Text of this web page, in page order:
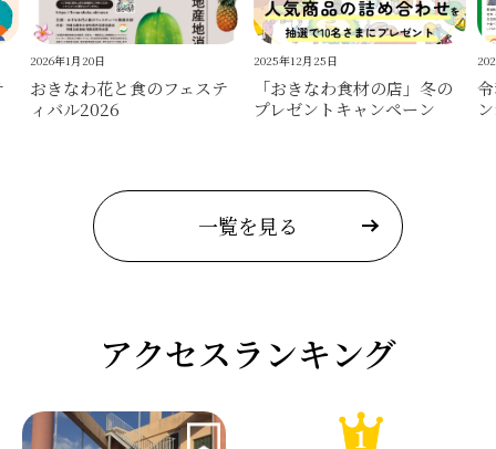
2026年1月20日
おきなわ花と食のフェステ
ィバル2026
2025年12月25日
「おきなわ食材の店」冬の
プレゼントキャンペーン
一覧を見る
アクセスランキング